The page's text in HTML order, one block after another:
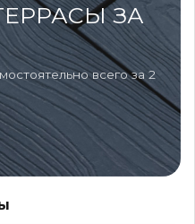
ЗА
всего за 2